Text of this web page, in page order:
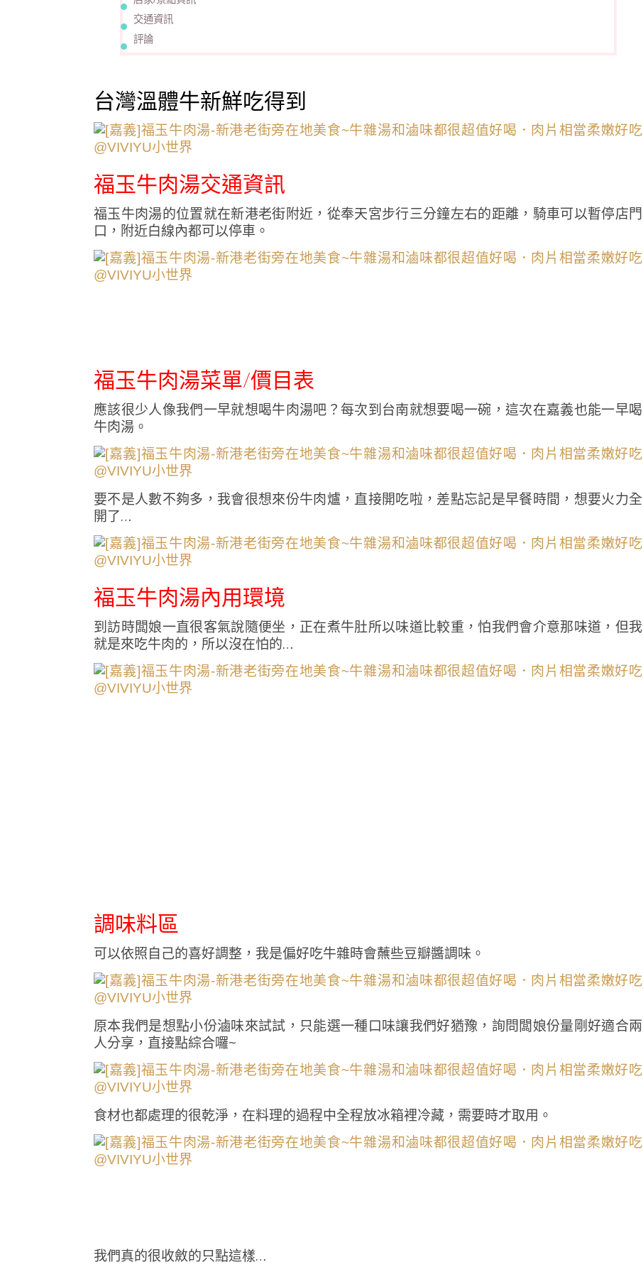
交通資訊
評論
台灣溫體牛新鮮吃得到
福玉牛肉湯交通資訊
福玉牛肉湯的位置就在新港老街附近，從奉天宮步行三分鐘左右的距離，騎車可以暫停店門
口，附近白線內都可以停車。
福玉牛肉湯菜單/價目表
應該很少人像我們一早就想喝牛肉湯吧？每次到台南就想要喝一碗，這次在嘉義也能一早喝
牛肉湯。
要不是人數不夠多，我會很想來份牛肉爐，直接開吃啦，差點忘記是早餐時間，想要火力全
開了…
福玉牛肉湯內用環境
到訪時闆娘一直很客氣說隨便坐，正在煮牛肚所以味道比較重，怕我們會介意那味道，但我
就是來吃牛肉的，所以沒在怕的…
調味料區
可以依照自己的喜好調整，我是偏好吃牛雜時會蘸些豆瓣醬調味。
原本我們是想點小份滷味來試試，只能選一種口味讓我們好猶豫，詢問闆娘份量剛好適合兩
人分享，直接點綜合囉~
食材也都處理的很乾淨，在料理的過程中全程放冰箱裡冷藏，需要時才取用。
我們真的很收斂的只點這樣…